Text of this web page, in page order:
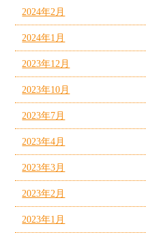
2024年2月
2024年1月
2023年12月
2023年10月
2023年7月
2023年4月
2023年3月
2023年2月
2023年1月